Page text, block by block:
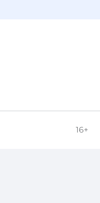
16+